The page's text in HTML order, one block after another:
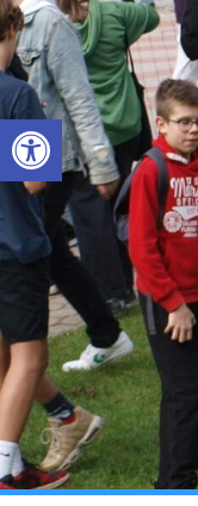
Otwórz